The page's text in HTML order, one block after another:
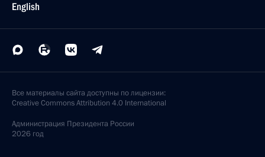
English
Все материалы сайта доступны по лицензии:
Creative Commons Attribution 4.0 International
Администрация Президента России
2026 год